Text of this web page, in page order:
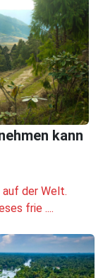
kann
auf der Welt.
frie ....